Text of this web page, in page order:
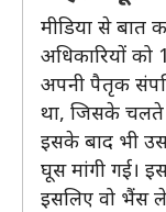
मीडिया से बात
अधिकारियों
अपनी पैतृक
था, जिसके चलते
इसके बाद भी
घूस मांगी गई।
इसलिए वो भैंस